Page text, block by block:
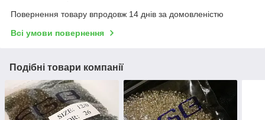
Повернення товару впродовж 14 днів за домовленістю
Всі умови повернення
Подібні товари компанії